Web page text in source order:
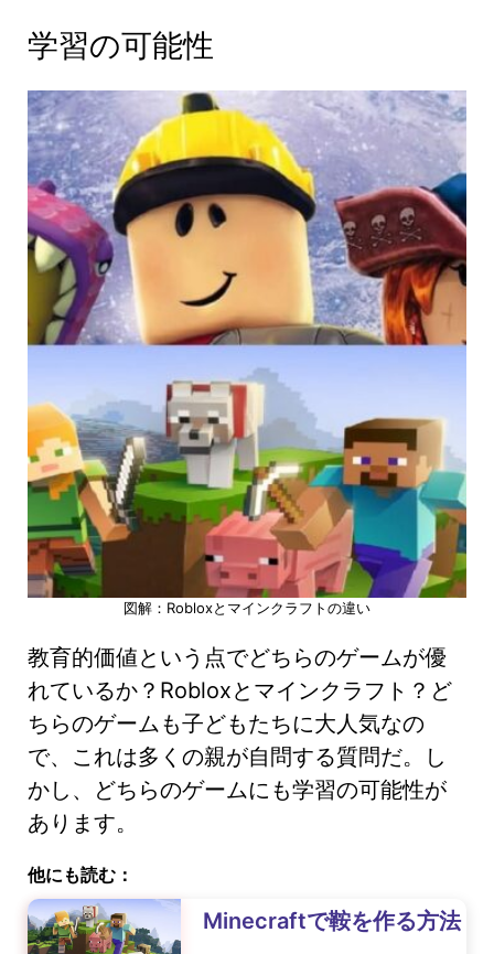
学習の可能性
図解：Robloxとマインクラフトの違い
教育的価値という点でどちらのゲームが優
れているか？Robloxとマインクラフト？ど
ちらのゲームも子どもたちに大人気なの
で、これは多くの親が自問する質問だ。し
かし、どちらのゲームにも学習の可能性が
あります。
他にも読む：
Minecraftで鞍を作る方法